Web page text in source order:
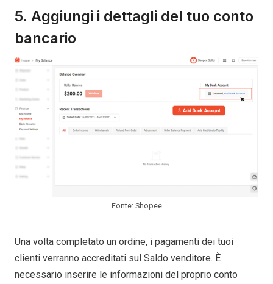
5. Aggiungi i dettagli del tuo conto
bancario
Fonte: Shopee
Una volta completato un ordine, i pagamenti dei tuoi
clienti verranno accreditati sul Saldo venditore. È
necessario inserire le informazioni del proprio conto